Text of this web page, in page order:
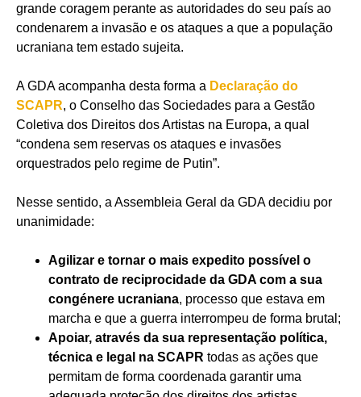
grande coragem perante as autoridades do seu país ao
condenarem a invasão e os ataques a que a população
ucraniana tem estado sujeita.
A GDA acompanha desta forma a Declaração do
SCAPR, o Conselho das Sociedades para a Gestão
Coletiva dos Direitos dos Artistas na Europa, a qual
“condena sem reservas os ataques e invasões
orquestrados pelo regime de Putin”.
Nesse sentido, a Assembleia Geral da GDA decidiu por
unanimidade:
Agilizar e tornar o mais expedito possível o
contrato de reciprocidade da GDA com a sua
congénere ucraniana, processo que estava em
marcha e que a guerra interrompeu de forma brutal;
Apoiar, através da sua representação política,
técnica e legal na SCAPR todas as ações que
permitam de forma coordenada garantir uma